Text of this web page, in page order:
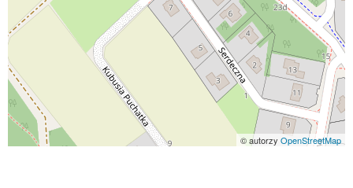
© autorzy OpenStreetMap